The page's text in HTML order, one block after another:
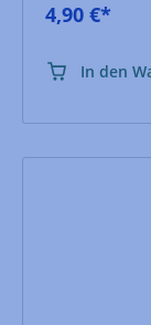
4,90 €*
In den